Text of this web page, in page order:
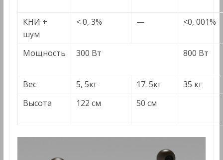
КНИ +
шум
< 0, 3% — <0, 001%
Мощность 300 Вт 800 Вт
Вес 5, 5кг 17. 5кг
35 кг
Высота
122 см 50 см